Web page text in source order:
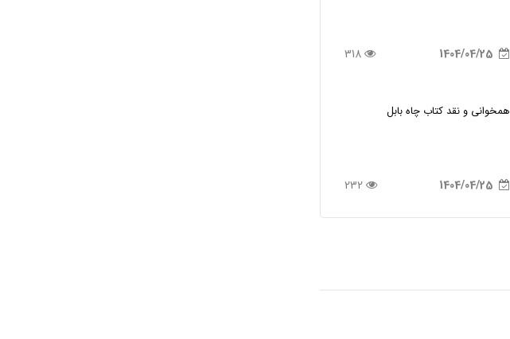
1404/04/25
318
همخوانی و نقد کتاب چاه بابل
1404/04/25
232